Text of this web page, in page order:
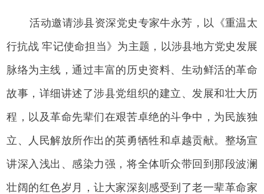
活动邀请涉县资深党史专家牛永芳，以《重温太
行抗战 牢记使命担当》为主题，以涉县地方党史发展
脉络为主线，通过丰富的历史资料、生动鲜活的革命
故事，详细讲述了涉县党组织的建立、发展和壮大历
程，以及革命先辈们在艰苦卓绝的斗争中，为民族独
立、人民解放所作出的英勇牺牲和卓越贡献。整场宣
讲深入浅出、感染力强，将全体听众带回到那段波澜
壮阔的红色岁月，让大家深刻感受到了老一辈革命家